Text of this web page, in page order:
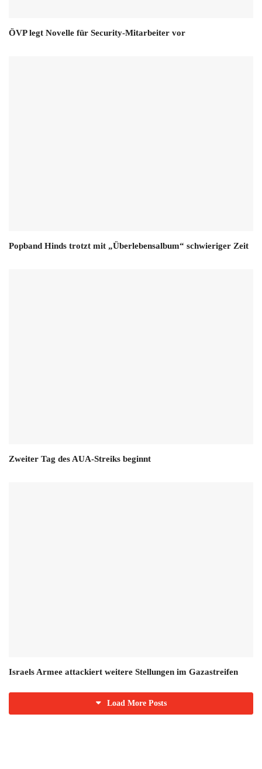
ÖVP legt Novelle für Security-Mitarbeiter vor
Popband Hinds trotzt mit „Überlebensalbum“ schwieriger Zeit
Zweiter Tag des AUA-Streiks beginnt
Israels Armee attackiert weitere Stellungen im Gazastreifen
Load More Posts